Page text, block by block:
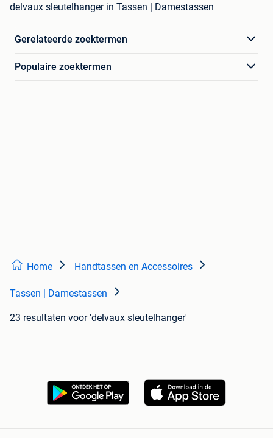
delvaux sleutelhanger in Tassen | Damestassen
Gerelateerde zoektermen
Populaire zoektermen
Home Handtassen en Accessoires
Tassen | Damestassen
23 resultaten voor 'delvaux sleutelhanger'